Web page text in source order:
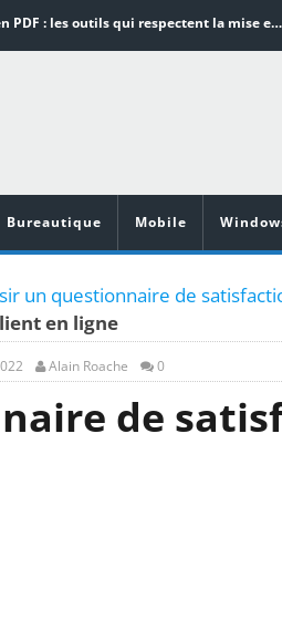
Word en PDF : les outils qui respectent la mise en page
Vidéoprojecteurs Asus : Top 6 des meilleurs modèles de la marque
Bureautique Mobile
un questionnaire de
en ligne
Alain Roache 0
de